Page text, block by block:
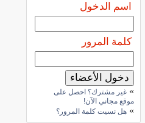
اسم الدخول
كلمة المرور
» غير مشترك؟ احصل على
موقع مجاني الآن!
» هل نسيت كلمة المرور؟